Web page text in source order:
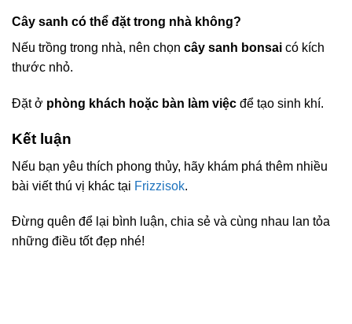
Cây sanh có thể đặt trong nhà không?
Nếu trồng trong nhà, nên chọn cây sanh bonsai có kích
thước nhỏ.
Đặt ở phòng khách hoặc bàn làm việc để tạo sinh khí.
Kết luận
Nếu bạn yêu thích phong thủy, hãy khám phá thêm nhiều
bài viết thú vị khác tại Frizzisok.
Đừng quên để lại bình luận, chia sẻ và cùng nhau lan tỏa
những điều tốt đẹp nhé!